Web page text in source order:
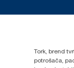
Tork, brend
potrošača,